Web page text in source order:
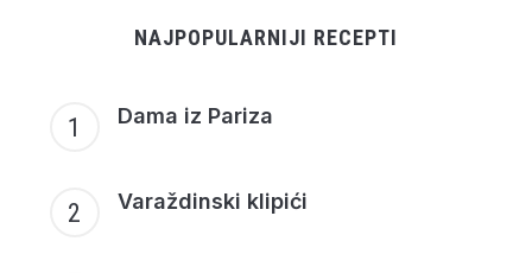
NAJPOPULARNIJI RECEPTI
Dama iz Pariza
Varaždinski klipići